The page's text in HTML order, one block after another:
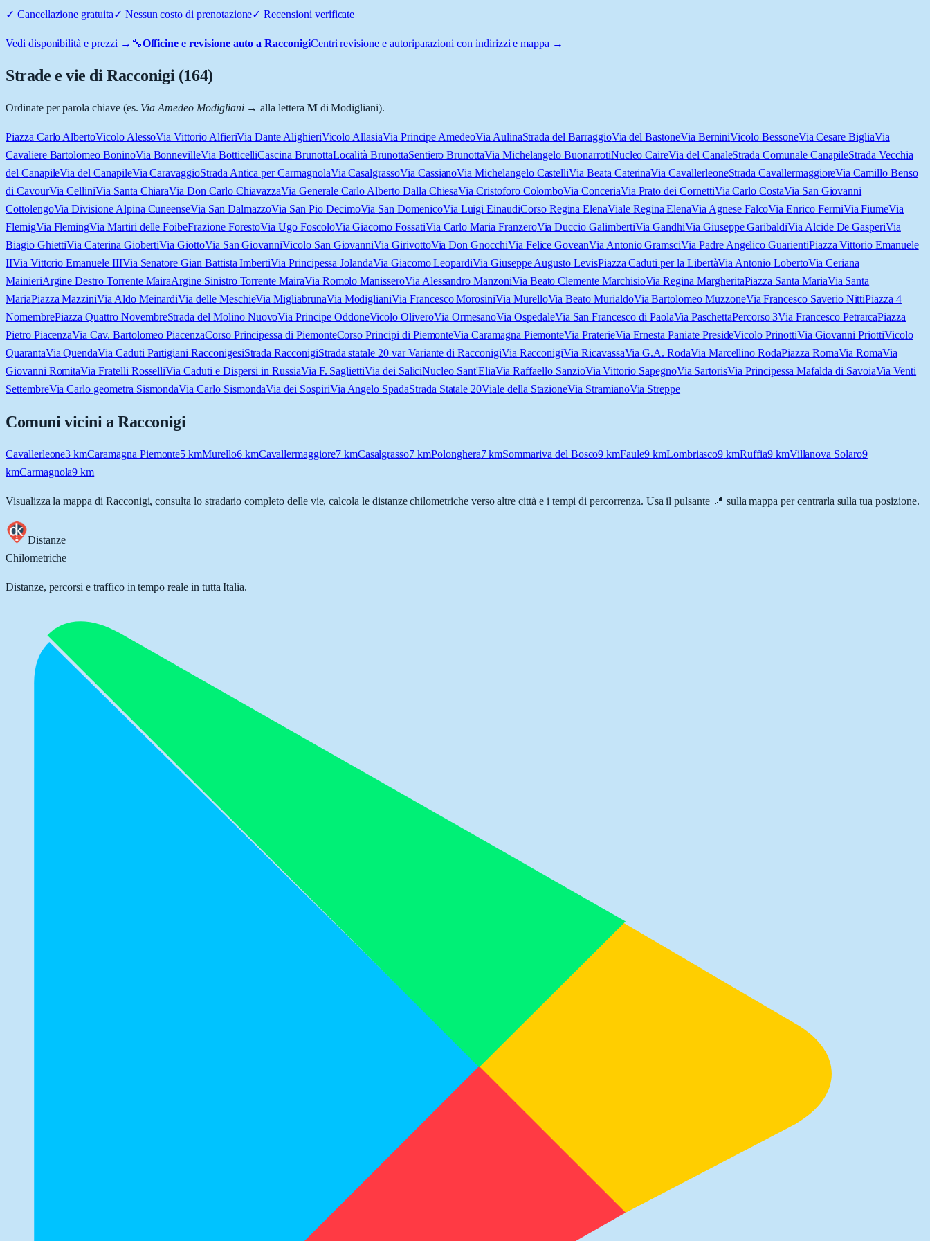
✓ Cancellazione gratuita✓ Nessun costo di prenotazione✓Recensioni verificate
Vedi disponibilità e prezzi → 🔧Officine e revisione auto aRacconigiCentri revisione e autoriparazioni con indirizzi e mappa →
Strade e vie diRacconigi (164)
Ordinate per parola chiave (es. Via Amedeo Modigliani→ alla lettera Mdi Modigliani).
Piazza Carlo AlbertoVicolo AlessoVia Vittorio AlfieriVia Dante AlighieriVicolo AllasiaVia Principe AmedeoVia AulinaStrada del BarraggioVia del BastoneVia BerniniVicolo BessoneVia Cesare BigliaVia
Cavaliere Bartolomeo BoninoVia BonnevilleVia BotticelliCascina BrunottaLocalità BrunottaSentiero BrunottaVia Michelangelo BuonarrotiNucleo CaireVia del CanaleStrada Comunale CanapileStrada Vecchia
del CanapileVia del CanapileVia CaravaggioStrada Antica per CarmagnolaVia CasalgrassoVia CassianoVia Michelangelo CastelliVia Beata CaterinaVia CavallerleoneStrada CavallermaggioreVia Camillo Benso
di CavourVia CelliniVia Santa ChiaraVia Don Carlo ChiavazzaVia Generale Carlo Alberto Dalla ChiesaVia Cristoforo ColomboVia ConceriaVia Prato dei CornettiVia Carlo CostaVia San Giovanni
CottolengoVia Divisione Alpina CuneenseVia San DalmazzoVia San Pio DecimoVia San DomenicoVia Luigi EinaudiCorso Regina ElenaViale Regina ElenaVia Agnese FalcoVia Enrico FermiVia FiumeVia
FlemigVia FlemingVia Martiri delle FoibeFrazione ForestoVia Ugo FoscoloVia Giacomo FossatiVia Carlo Maria FranzeroVia Duccio GalimbertiVia GandhiVia Giuseppe GaribaldiVia Alcide De GasperiVia
Biagio GhiettiVia Caterina GiobertiVia GiottoVia San GiovanniVicolo San GiovanniVia GirivottoVia Don GnocchiVia Felice GoveanVia Antonio GramsciVia Padre Angelico GuarientiPiazza Vittorio Emanuele
IIVia Vittorio Emanuele IIIVia Senatore Gian Battista ImbertiVia Principessa JolandaVia Giacomo LeopardiVia Giuseppe Augusto LevisPiazza Caduti per la LibertàVia Antonio LobertoVia Ceriana
MainieriArgine Destro Torrente MairaArgine Sinistro Torrente MairaVia Romolo ManisseroVia Alessandro ManzoniVia Beato Clemente MarchisioVia Regina MargheritaPiazza Santa MariaVia Santa
MariaPiazza MazziniVia Aldo MeinardiVia delle MeschieVia MigliabrunaVia ModiglianiVia Francesco MorosiniVia MurelloVia Beato MurialdoVia Bartolomeo MuzzoneVia Francesco Saverio NittiPiazza 4
NomembrePiazza Quattro NovembreStrada del Molino NuovoVia Principe OddoneVicolo OliveroVia OrmesanoVia OspedaleVia San Francesco di PaolaVia PaschettaPercorso 3Via Francesco PetrarcaPiazza
Pietro PiacenzaVia Cav. Bartolomeo PiacenzaCorso Principessa di PiemonteCorso Principi di PiemonteVia Caramagna PiemonteVia PraterieVia Ernesta Paniate PresideVicolo PrinottiVia Giovanni PriottiVicolo
QuarantaVia QuendaVia Caduti Partigiani RacconigesiStrada RacconigiStrada statale 20 var Variante di RacconigiVia RacconigiVia RicavassaVia G.A. RodaVia Marcellino RodaPiazza RomaVia RomaVia
Giovanni RomitaVia Fratelli RosselliVia Caduti e Dispersi in RussiaVia F. SagliettiVia dei SaliciNucleo Sant'EliaVia Raffaello SanzioVia Vittorio SapegnoVia SartorisVia Principessa Mafalda di SavoiaVia Venti
SettembreVia Carlo geometra SismondaVia Carlo SismondaVia dei SospiriVia Angelo SpadaStrada Statale 20Viale della StazioneVia StramianoVia Streppe
Comuni vicini aRacconigi
Cavallerleone3 kmCaramagna Piemonte5 kmMurello6kmCavallermaggiore7kmCasalgrasso7 kmPolonghera7kmSommariva del Bosco9 kmFaule9kmLombriasco9 kmRuffia9kmVillanova Solaro9
kmCarmagnola9 km
Visualizza la mappa di Racconigi, consulta lo stradario completo delle vie, calcola le distanze chilometriche verso altre città e i tempi di percorrenza. Usa il pulsante 📍 sulla mappa per centrarla sulla tua posizione.
Distanze
Chilometriche
Distanze, percorsi e traffico in tempo reale in tutta Italia.